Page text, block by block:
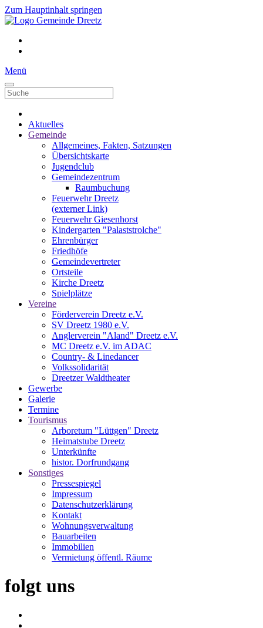
Zum Hauptinhalt springen
Menü
Aktuelles
Gemeinde
Allgemeines, Fakten, Satzungen
Übersichtskarte
Jugendclub
Gemeindezentrum
Raumbuchung
Feuerwehr Dreetz
(externer Link)
Feuerwehr Giesenhorst
Kindergarten "Palaststrolche"
Ehrenbürger
Friedhöfe
Gemeindevertreter
Ortsteile
Kirche Dreetz
Spielplätze
Vereine
Förderverein Dreetz e.V.
SV Dreetz 1980 e.V.
Anglerverein "Aland" Dreetz e.V.
MC Dreetz e.V. im ADAC
Country- & Linedancer
Volkssolidarität
Dreetzer Waldtheater
Gewerbe
Galerie
Termine
Tourismus
Arboretum "Lüttgen" Dreetz
Heimatstube Dreetz
Unterkünfte
histor. Dorfrundgang
Sonstiges
Pressespiegel
Impressum
Datenschutzerklärung
Kontakt
Wohnungsverwaltung
Bauarbeiten
Immobilien
Vermietung öffentl. Räume
folgt uns